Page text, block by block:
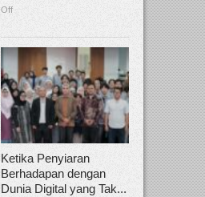
Off
Ketika Penyiaran
Berhadapan dengan
Dunia Digital yang Tak...